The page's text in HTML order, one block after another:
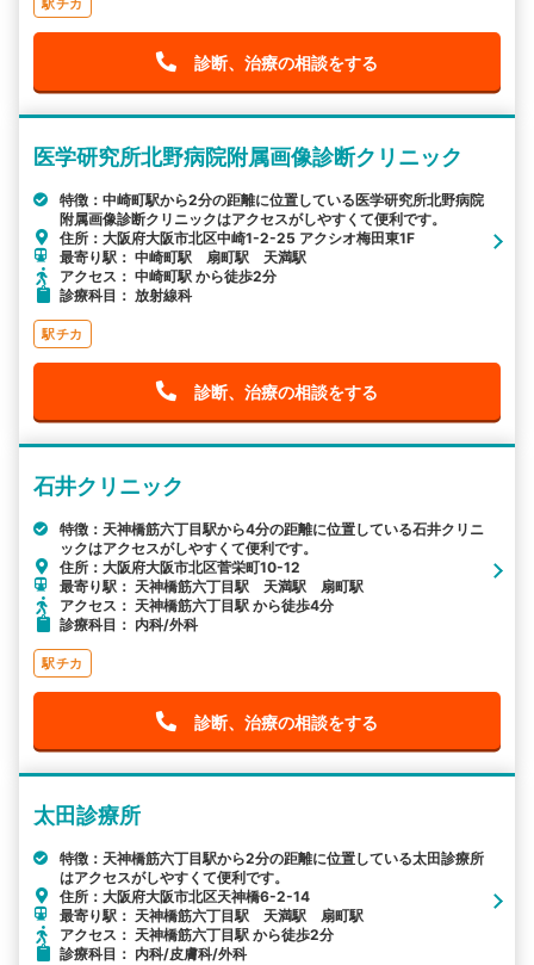
駅チカ
診断、治療の相談をする
医学研究所北野病院附属画像診断クリニック
特徴：中崎町駅から2分の距離に位置している医学研究所北野病院
附属画像診断クリニックはアクセスがしやすくて便利です。
住所：大阪府大阪市北区中崎1-2-25 アクシオ梅田東1F
最寄り駅： 中崎町駅 扇町駅 天満駅
アクセス： 中崎町駅 から徒歩2分
診療科目： 放射線科
駅チカ
診断、治療の相談をする
石井クリニック
特徴：天神橋筋六丁目駅から4分の距離に位置している石井クリニ
ックはアクセスがしやすくて便利です。
住所：大阪府大阪市北区菅栄町10-12
最寄り駅： 天神橋筋六丁目駅 天満駅 扇町駅
アクセス： 天神橋筋六丁目駅 から徒歩4分
診療科目： 内科/外科
駅チカ
診断、治療の相談をする
太田診療所
特徴：天神橋筋六丁目駅から2分の距離に位置している太田診療所
はアクセスがしやすくて便利です。
住所：大阪府大阪市北区天神橋6-2-14
最寄り駅： 天神橋筋六丁目駅 天満駅 扇町駅
アクセス： 天神橋筋六丁目駅 から徒歩2分
診療科目： 内科/皮膚科/外科